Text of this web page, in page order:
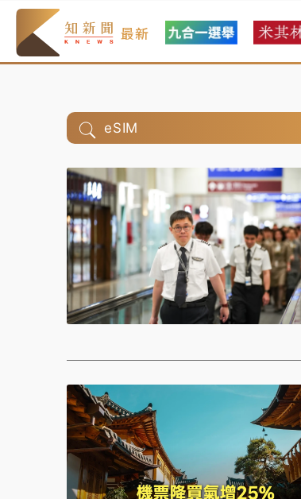
最新
eSIM